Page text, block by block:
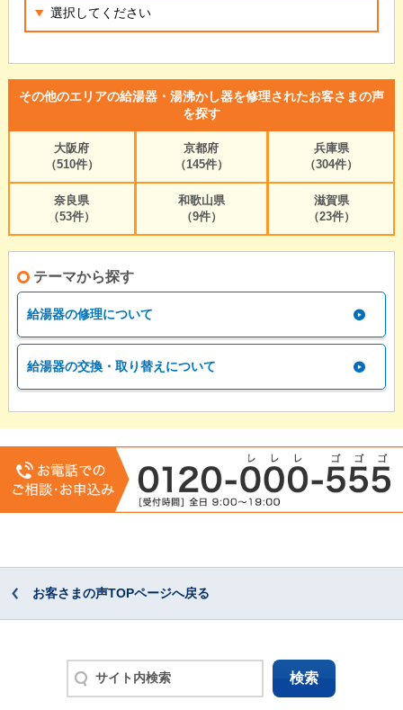
その他のエリアの給湯器・湯沸かし器を修理されたお客さまの声
を探す
大阪府
（510件）
京都府
（145件）
兵庫県
（304件）
奈良県
（53件）
和歌山県
（9件）
滋賀県
（23件）
テーマから探す
給湯器の修理について
給湯器の交換・取り替えについて
お客さまの声TOPページへ戻る